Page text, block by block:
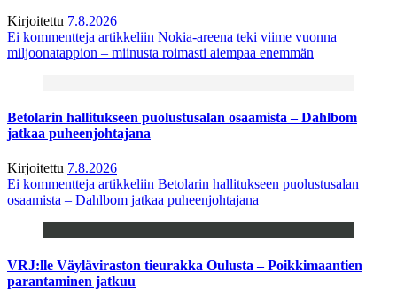
Kirjoitettu 7.8.2026
Ei kommentteja artikkeliin Nokia-areena teki viime vuonna
miljoonatappion – miinusta roimasti aiempaa enemmän
Betolarin hallitukseen puolustusalan osaamista – Dahlbom
jatkaa puheenjohtajana
Kirjoitettu 7.8.2026
Ei kommentteja artikkeliin Betolarin hallitukseen puolustusalan
osaamista – Dahlbom jatkaa puheenjohtajana
VRJ:lle Väyläviraston tieurakka Oulusta – Poikkimaantien
parantaminen jatkuu